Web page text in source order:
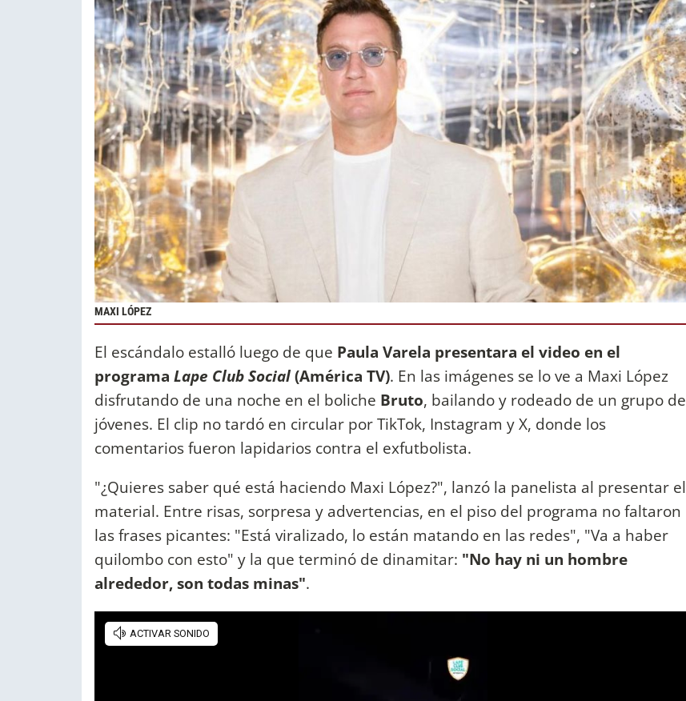
MAXI LÓPEZ
El escándalo estalló luego de que Paula Varela presentara el video en el
programa Lape Club Social(América TV). En las imágenes se lo ve a Maxi López
disfrutando de una noche en el boliche Bruto, bailando y rodeado de un grupo de
jóvenes. El clip no tardó en circular por TikTok, Instagram y X, donde los
comentarios fueron lapidarios contra el exfutbolista.
"¿Quieres saber qué está haciendo Maxi López?", lanzó la panelista al presentar el
material. Entre risas, sorpresa y advertencias, en el piso del programa no faltaron
las frases picantes: "Está viralizado, lo están matando en las redes", "Va a haber
quilombo con esto" y la que terminó de dinamitar: "No hay ni un hombre
alrededor, son todas minas".